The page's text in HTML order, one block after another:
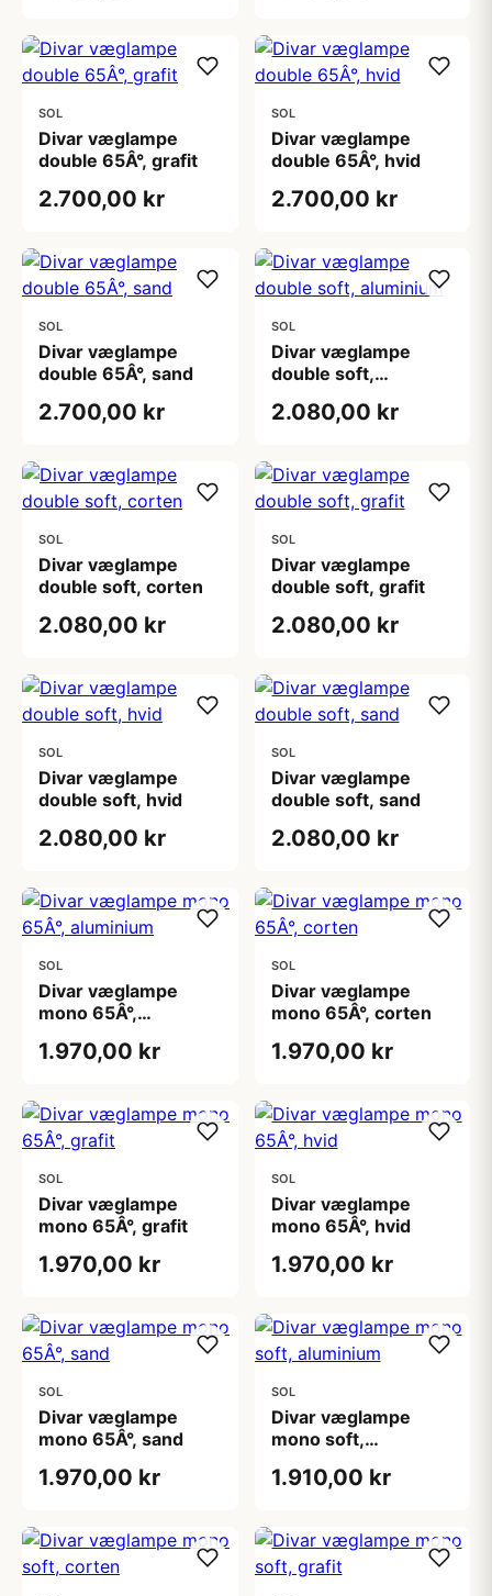
SOL
Divar væglampe
double 65Â°, grafit
2.700,00 kr
SOL
Divar væglampe
double 65Â°, hvid
2.700,00 kr
SOL
Divar væglampe
double 65Â°, sand
2.700,00 kr
SOL
Divar væglampe
double soft,
2.080,00 kr
SOL
Divar væglampe
double soft, corten
2.080,00 kr
SOL
Divar væglampe
double soft, grafit
2.080,00 kr
SOL
Divar væglampe
double soft, hvid
2.080,00 kr
SOL
Divar væglampe
double soft, sand
2.080,00 kr
SOL
Divar væglampe
mono 65Â°,
1.970,00 kr
SOL
Divar væglampe
mono 65Â°, corten
1.970,00 kr
SOL
Divar væglampe
mono 65Â°, grafit
1.970,00 kr
SOL
Divar væglampe
mono 65Â°, hvid
1.970,00 kr
SOL
Divar væglampe
mono 65Â°, sand
1.970,00 kr
SOL
Divar væglampe
mono soft,
1.910,00 kr